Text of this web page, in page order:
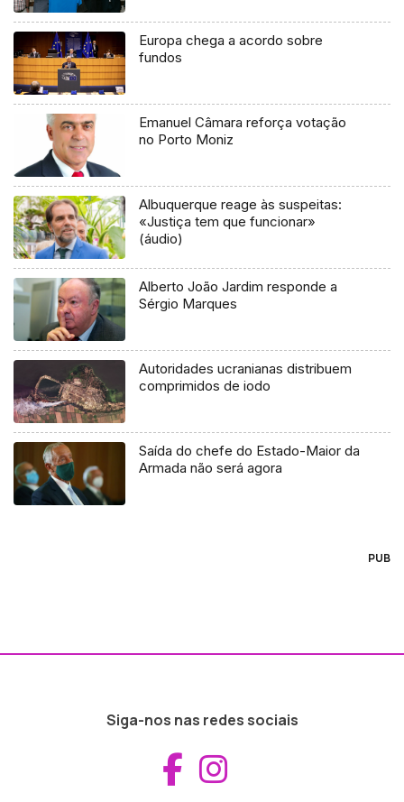
Europa chega a acordo sobre
fundos
Emanuel Câmara reforça votação
no Porto Moniz
Albuquerque reage às suspeitas:
«Justiça tem que funcionar»
(áudio)
Alberto João Jardim responde a
Sérgio Marques
Autoridades ucranianas distribuem
comprimidos de iodo
Saída do chefe do Estado-Maior da
Armada não será agora
PUB
Siga-nos nas redes sociais
Aceder ao